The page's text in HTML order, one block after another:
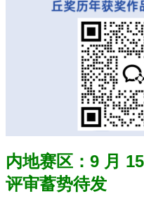
内地赛区：9 月
评审蓄势待发